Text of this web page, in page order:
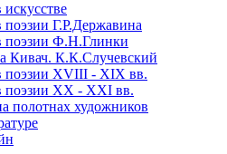
поэзии Г.Р.Державина
поэзии Ф.Н.Глинки
Кивач. К.К.Случевский
поэзии XVIII - XIX вв.
поэзии XX - XXI вв.
полотнах художников